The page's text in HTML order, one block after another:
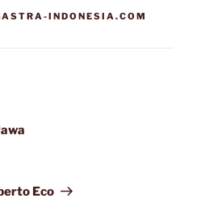
INDONESIA.COM
Eco